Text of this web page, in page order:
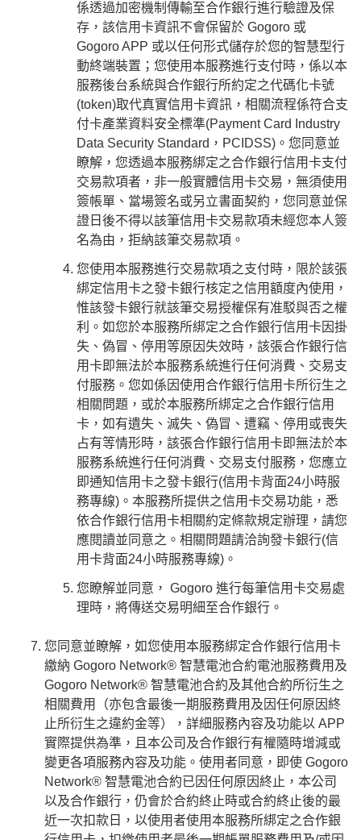
係透過加密機制傳輸至合作銀行進行驗證及保
存，該信用卡資訊不會保留於 Gogoro 或
Gogoro APP 或以任何形式儲存於您的智慧型行
動終端裝置；您使用本服務進行支付時，係以本
服務後台系統與合作銀行所約定之代碼化卡號
(token)取代真實信用卡資訊，相關流程係符合支
付卡產業資料安全標準(Payment Card Industry
Data Security Standard，PCIDSS)。您同意並
瞭解，您透過本服務綁定之合作銀行信用卡支付
交易款項者，非一般實體信用卡交易，無須使用
簽帳單、當場簽名或另立書面契約，您同意並保
證日後不得以該筆信用卡交易款項未經您本人簽
名為由，拒納該筆交易款項。
您使用本服務進行交易款項之支付時，限於該張
綁定信用卡之發卡銀行核定之信用額度內使用，
惟該發卡銀行就該筆交易授權保有准駁與否之權
利。如您於本服務所綁定之合作銀行信用卡因掛
失、偽冒、停用等原因失效時，該張合作銀行信
用卡即無法於本服務系統進行任何消費、交易支
付服務。您如係因使用合作銀行信用卡所衍生之
相關問題，或於本服務所綁定之合作銀行信用
卡，如有遺失、滅失、偽冒、遭竊、停用或喪失
占有等情形時，該張合作銀行信用卡即無法於本
服務系統進行任何消費、交易支付服務，您應立
即通知信用卡之發卡銀行(信用卡背面24小時服
務專線)。本服務所提供之信用卡交易功能，悉
依合作銀行信用卡相關約定條款規定辦理，請您
應閱讀並同意之。相關問題請洽詢發卡銀行(信
用卡背面24小時服務專線)。
您瞭解並同意， Gogoro 進行每筆信用卡交易處
理時，將傳送交易明細至合作銀行。
您同意並瞭解，如您使用本服務綁定合作銀行信用卡
繳納 Gogoro Network® 智慧電池合約電池服務費用及
Gogoro Network® 智慧電池合約及其他合約所衍生之
相關費用（亦包含最後一期服務費用及因任何原因終
止所衍生之違約金等），詳細服務內容及功能以 APP
實際提供為準，且本公司及合作銀行有權隨時增減或
變更各項服務內容及功能。使用者同意，即使 Gogoro
Network® 智慧電池合約已因任何原因終止，本公司
以及合作銀行，仍會於合約終止時或合約終止後的最
近一次扣款日，以使用者使用本服務所綁定之合作銀